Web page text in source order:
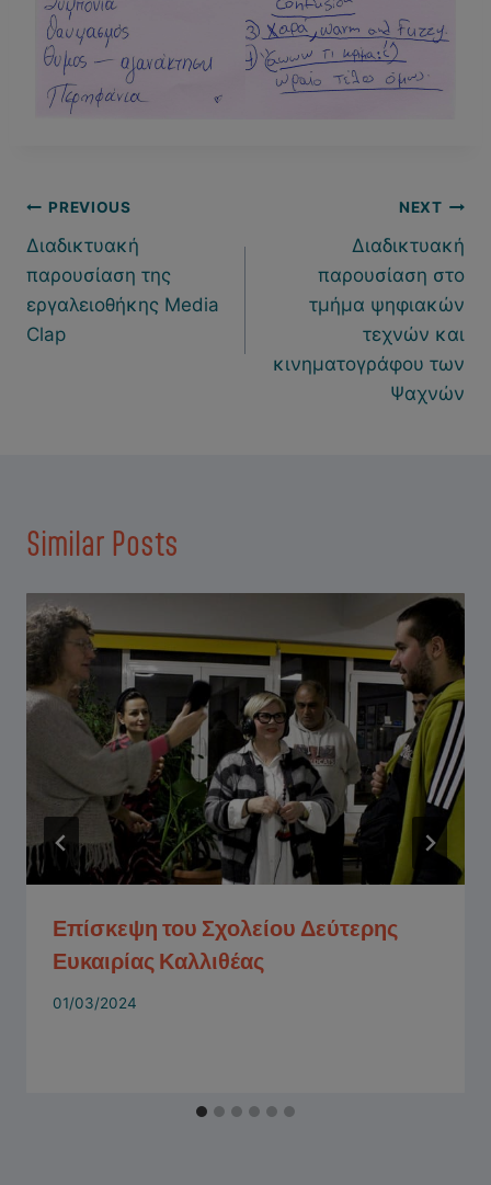
Πλοήγηση
άρθρων
PREVIOUS
Διαδικτυακή
παρουσίαση της
εργαλειοθήκης Media
Clap
NEXT
Διαδικτυακή
παρουσίαση στο
τμήμα ψηφιακών
τεχνών και
κινηματογράφου των
Ψαχνών
Similar Posts
Επίσκεψη του Σχολείου Δεύτερης
Ευκαιρίας Καλλιθέας
01/03/2024